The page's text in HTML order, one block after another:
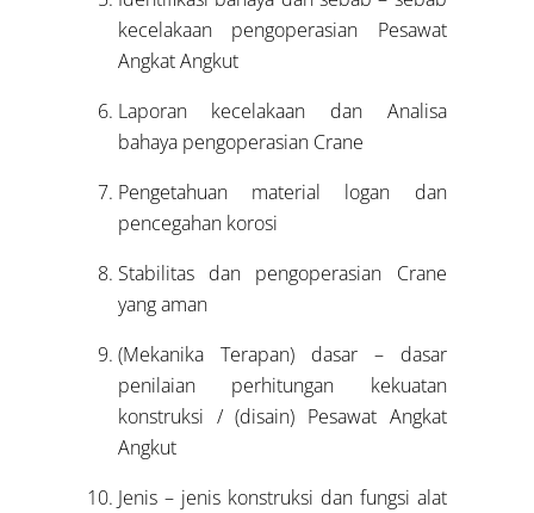
kecelakaan pengoperasian Pesawat
Angkat Angkut
Laporan kecelakaan dan Analisa
bahaya pengoperasian Crane
Pengetahuan material logan dan
pencegahan korosi
Stabilitas dan pengoperasian Crane
yang aman
(Mekanika Terapan) dasar – dasar
penilaian perhitungan kekuatan
konstruksi / (disain) Pesawat Angkat
Angkut
Jenis – jenis konstruksi dan fungsi alat